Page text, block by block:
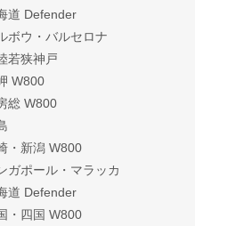
道 Defender
ボウ・バルセロナ
若狭神戸
W800
総 W800
・新潟 W800
ガポール・マラッカ
道 Defender
・四国 W800